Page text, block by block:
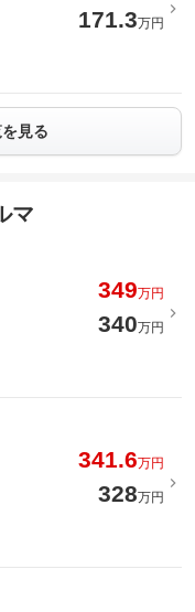
171.3万円
見る
マ
349万円
340万円
341.6万円
328万円